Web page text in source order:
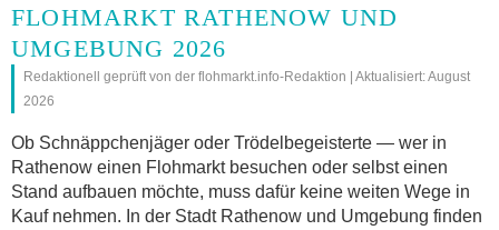
FLOHMARKT RATHENOW UND
UMGEBUNG 2026
Redaktionell geprüft von der flohmarkt.info-Redaktion | Aktualisiert: August
2026
Ob Schnäppchenjäger oder Trödelbegeisterte — wer in
Rathenow einen Flohmarkt besuchen oder selbst einen
Stand aufbauen möchte, muss dafür keine weiten Wege in
Kauf nehmen. In der Stadt Rathenow und Umgebung finden